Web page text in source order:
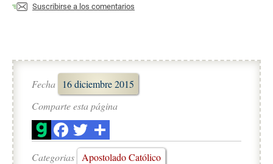
Suscribirse a los comentarios
Fecha
16 diciembre 2015
Comparte esta página
Categorias
Apostolado Católico